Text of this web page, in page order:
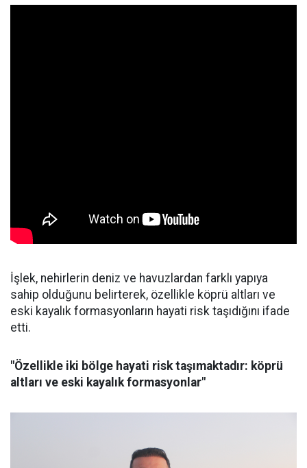
İşlek, nehirlerin deniz ve havuzlardan farklı yapıya
sahip olduğunu belirterek, özellikle köprü altları ve
eski kayalık formasyonların hayati risk taşıdığını ifade
etti.
"Özellikle iki bölge hayati risk taşımaktadır: köprü
altları ve eski kayalık formasyonlar"